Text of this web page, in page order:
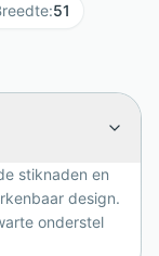
en vier
herkenbare,
van
praktische
:51
stiknaden en
design.
onderstel